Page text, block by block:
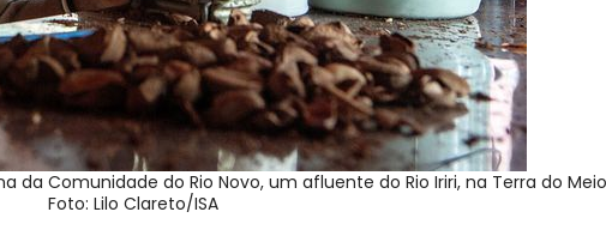
da Comunidade do Rio Novo, um afluente do Rio Iriri, na Terra do
Foto: Lilo Clareto/ISA